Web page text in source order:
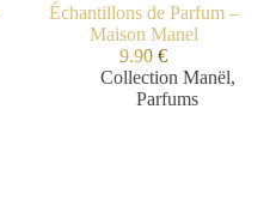
Échantillons de Parfum –
Maison Manel
9.90€
Collection Manël,
Parfums